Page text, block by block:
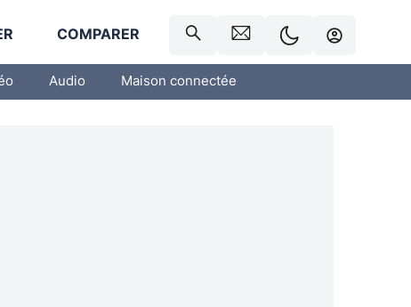
COMPARER
Audio Maison connectée